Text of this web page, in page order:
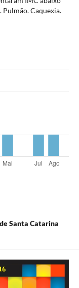
Pulmão. Caquexia.
Santa Catarina